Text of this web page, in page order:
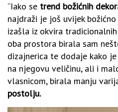
“Iako se trend božićnih
najdraži je još uvijek božićno
izašla iz okvira
oba prostora birala sam
dizajnerica te dodaje kako
na njegovu veličinu, ali i
vlasnicom, birala manju
postolju.